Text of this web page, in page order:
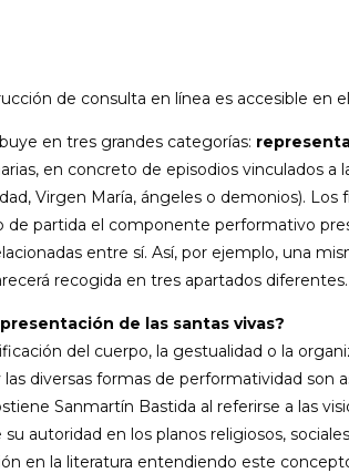
de consulta en línea es accesible en
en tres grandes categorías:
en concreto de episodios vinculados
Virgen María, ángeles o demonios).
partida el componente performativo
entre sí. Así, por ejemplo, una
recogida en tres apartados diferentes.
de las santas vivas?
del cuerpo, la gestualidad o la
las diversas formas de performatividad
Sanmartín Bastida al referirse a las
autoridad en los planos religiosos,
en la literatura entendiendo este